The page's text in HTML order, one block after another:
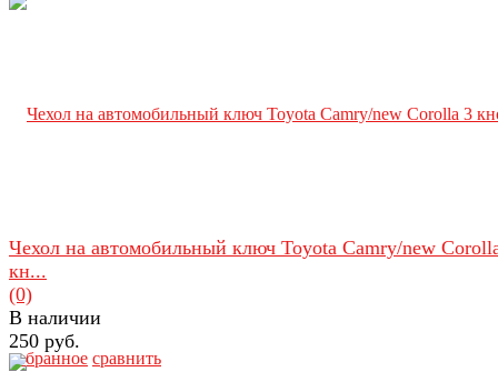
избранное сравнить
Чехол на автомобильный ключ Toyota Camry/new
кн...
(0)
В наличии
250 руб.